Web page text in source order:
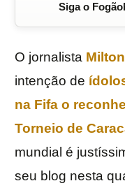
Siga o
O jornalista
intenção de
na Fifa o
Torneio de
mundial é
seu blog nesta